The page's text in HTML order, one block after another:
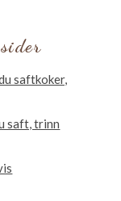
saftkoker,
saft, trinn